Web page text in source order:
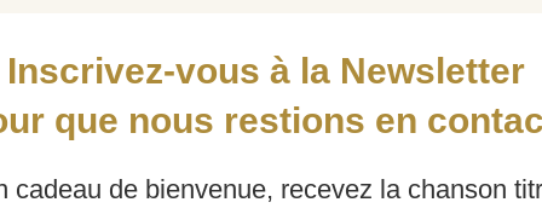
Inscrivez-vous à la Newsletter
que nous restions en
cadeau de bienvenue, recevez la chanson